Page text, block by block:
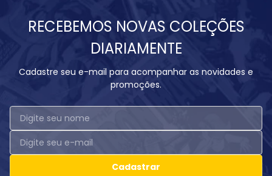
RECEBEMOS NOVAS COLEÇÕES
DIARIAMENTE
Cadastre seu e-mail para acompanhar as novidades e
promoções.
Cadastrar